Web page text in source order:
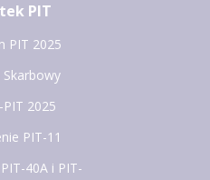
PIT
PIT 2025
Skarbowy
2025
PIT-11
40A i PIT-